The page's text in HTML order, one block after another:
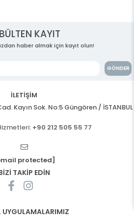
KAYIT
haber almak için kayıt olun!
GÖNDER
İLETİŞİM
Kayın Sok. No:5 Güngören / İSTANBUL
+90 212 505 55 77
protected]
TAKİP EDİN
UYGULAMALARIMIZ